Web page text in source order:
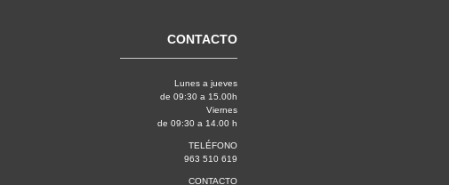
CONTACTO
Lunes a jueves
de 09:30 a 15.00h
Viernes
de 09:30 a 14.00 h
TELÉFONO
963 510 619
CONTACTO